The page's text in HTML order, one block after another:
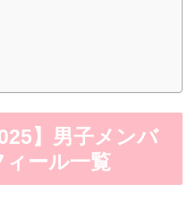
】男子メンバ
ール一覧